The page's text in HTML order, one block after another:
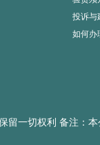
投诉与
如何办
留一切权利 备注：